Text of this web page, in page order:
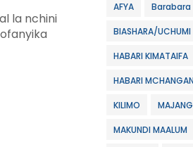
la nchini
AFYA Barabara
BIASHARA/UCHUMI
HABARI KIMATAIFA
HABARI
KILIMO
MAKUNDI MAALUM